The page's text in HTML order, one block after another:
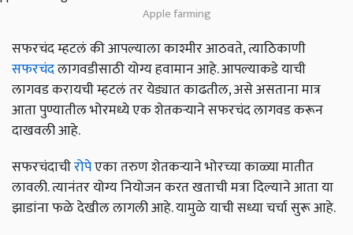
Apple farming
सफरचंद म्हटलं की आपल्याला काश्मीर आठवते, त्याठिकाणी
सफरचंदलागवडीसाठी योग्य हवामान आहे. आपल्याकडे याची
लागवड करायची म्हटलं तर येड्यात काढतील, असे असताना मात्र
आता पुण्यातील भोरमध्ये एक शेतकऱ्याने सफरचंद लागवड करून
दाखवली आहे.
सफरचंदाचीरोपेएका तरुण शेतकऱ्याने भोरच्या काळ्या मातीत
लावली. त्यानंतर योग्य नियोजन करत खताची मत्रा दिल्याने आता या
झाडांना फळे देखील लागली आहे. यामुळे याची सध्या चर्चा सुरू आहे.